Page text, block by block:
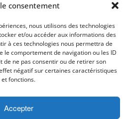
consentement
nous utilisons des technologies
et/ou accéder aux informations des
à ces technologies nous permettra de
le comportement de navigation ou les ID
de ne pas consentir ou de retirer son
négatif sur certaines caractéristiques
et fonctions.
Accepter
PLAN D’ACCES